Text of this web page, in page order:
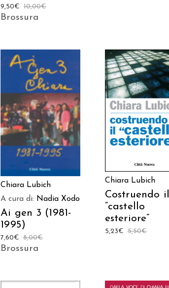
10,00€
9,50€
Brossura
AGGIUNGI AL
CARRELLO
Chiara Lubich
A cura di: Nadia Xodo
Ai gen 3 (1981-
1995)
8,00€
7,60€
Brossura
AGGIUNGI AL
CARRELLO
Chiara Lubich
Costruendo il
“castello
esteriore”
5,50€
5,23€